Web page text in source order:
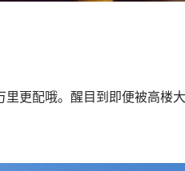
里更配哦。醒目到即便被高